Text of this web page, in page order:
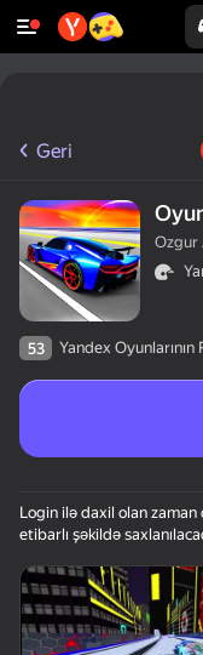
Geri
Ozgur
53 Yandex Oyunlarının
Login ilə daxil olan
etibarlı şəkildə